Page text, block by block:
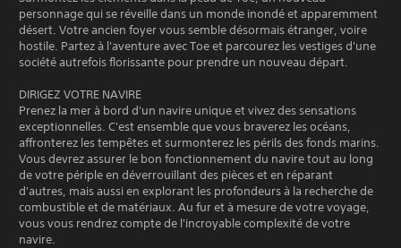
personnage qui se réveille dans un monde inondé et apparemment
désert. Votre ancien foyer vous semble désormais étranger, voire
hostile. Partez à l'aventure avec Toe et parcourez les vestiges d'une
société autrefois florissante pour prendre un nouveau départ.
DIRIGEZ VOTRE NAVIRE
Prenez la mer à bord d'un navire unique et vivez des sensations
exceptionnelles. C'est ensemble que vous braverez les océans,
affronterez les tempêtes et surmonterez les périls des fonds marins.
Vous devrez assurer le bon fonctionnement du navire tout au long
de votre périple en déverrouillant des pièces et en réparant
d'autres, mais aussi en explorant les profondeurs à la recherche de
combustible et de matériaux. Au fur et à mesure de votre voyage,
vous vous rendrez compte de l'incroyable complexité de votre
navire.